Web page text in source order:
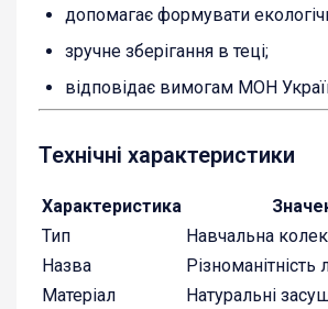
допомагає формувати
зручне зберігання в теці;
відповідає вимогам МОН
Технічні характеристики
Характеристика
Тип
Навчальна
Назва
Різноманітність
Матеріал
Натуральні